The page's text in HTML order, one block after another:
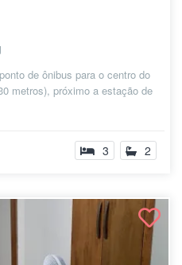
de ônibus para o centro do
metros), próximo a estação de
3 2